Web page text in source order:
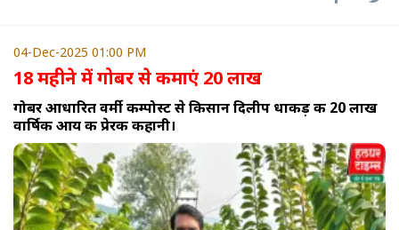
04-Dec-2025 01:00 PM
18 महीने में गोबर से कमाएं 20 लाख
गोबर आधारित वर्मी कम्पोस्ट से किसान दिलीप धाकड़ की 20 लाख
वार्षिक आय की प्रेरक कहानी।